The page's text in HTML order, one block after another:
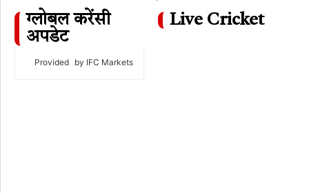
ग्लोबल करेंसी
अपडेट
Provided by IFC Markets
Live Cricket